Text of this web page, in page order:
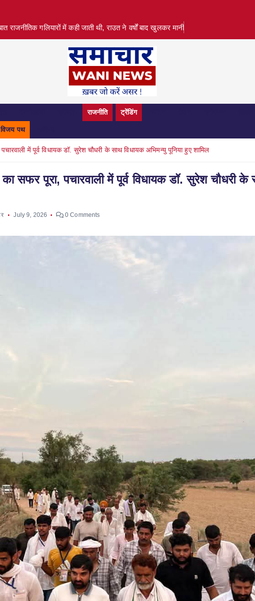
राजनीतिक गलियारों में कही जाती थी, राउत ने वर्षों बाद खुलकर मानी
राजनीति ट्रेंडिंग
विजय पथ
में पूर्व विधायक डॉ. सुरेश चौधरी के साथ विधायक अभिमन्यु पूनिया हुए शामिल
सफर पूरा, पचारवाली में पूर्व विधायक डॉ. सुरेश चौधरी के
July 9, 2026 0 Comments